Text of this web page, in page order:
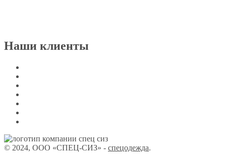
Наши клиенты
© 2024, ООО «СПЕЦ-СИЗ» - спецодежда.